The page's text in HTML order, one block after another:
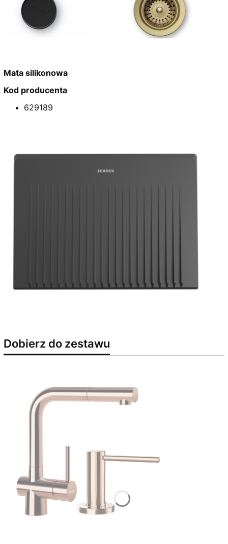
Mata silikonowa
Kod producenta
629189
Dobierz do zestawu